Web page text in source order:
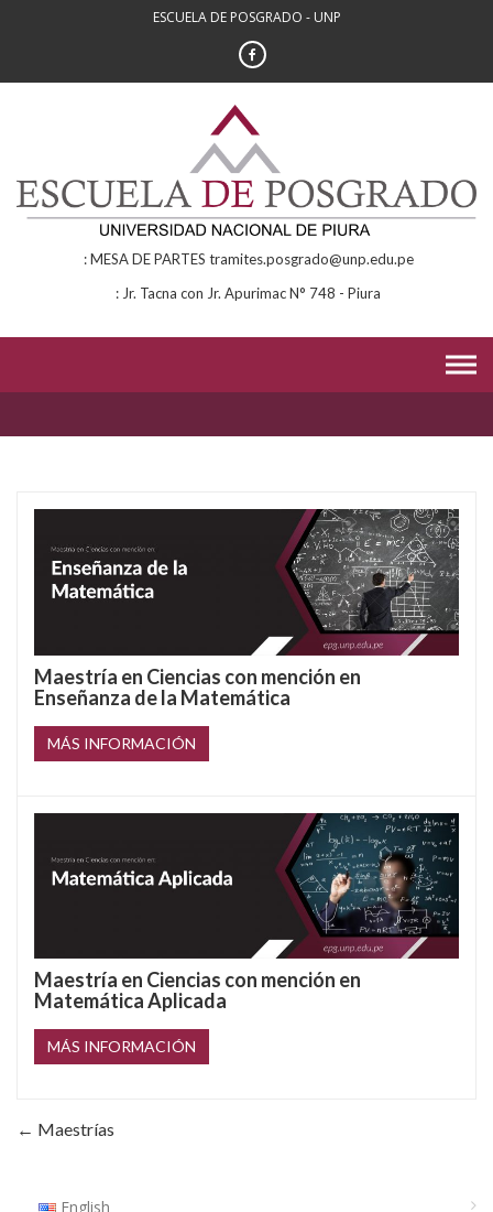
ESCUELA DE POSGRADO - UNP
MESA DE PARTES tramites.posgrado@unp.edu.pe
Jr. Tacna con Jr. Apurimac N° 748 - Piura
Maestría en Ciencias con mención en
Enseñanza de la Matemática
MÁS INFORMACIÓN
Maestría en Ciencias con mención en
Matemática Aplicada
MÁS INFORMACIÓN
← Maestrías
English